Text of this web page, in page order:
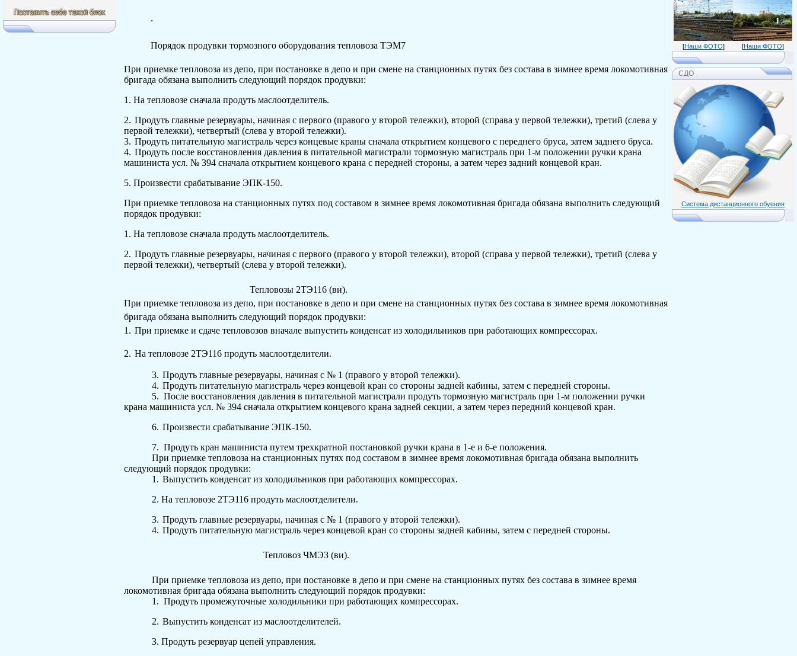
.
Порядок продувки тормозного оборудования тепловоза ТЭМ7
При приемке тепловоза из депо, при постановке в депо и при смене на станционных путях без состава в зимнее время локомотивная
бригада обязана выполнить следующий порядок продувки:
1. На тепловозе сначала продуть маслоотделитель.
2. Продуть главные резервуары, начиная с первого (правого у второй тележки), второй (справа у первой тележки), третий (слева у
первой те­лежки), четвертый (слева у второй тележки).
3. Продуть питательную магистраль через концевые краны сначала открытием концевого с переднего бруса, затем заднего бруса.
4. Продуть после восстановления давления в питательной магистра­ли тормозную магистраль при 1-м положении ручки крана
машиниста усл. № 394 сначала открытием концевого крана с передней стороны, а затем через задний концевой кран.
5. Произвести срабатывание ЭПК-150.
При приемке тепловоза на станционных путях под составом в зимнее время локомотивная бригада обязана выполнить следующий
порядок про­дувки:
1. На тепловозе сначала продуть маслоотделитель.
2. Продуть главные резервуары, начиная с первого (правого у второй тележки), второй (справа у первой тележки), третий (слева у
первой те­лежки), четвертый (слева у второй тележки).
Тепловозы 2ТЭ116 (ви).
При приемке тепловоза из депо, при постановке в депо и при смене на станционных путях без состава в зимнее время локомотивная
бригада обязана выполнить следующий порядок продувки:
1. При приемке и сдаче тепловозов вначале выпустить конденсат из холодильников при работающих компрессорах.
2. На тепловозе 2ТЭ116 продуть маслоотделители.
3. Продуть главные резервуары, начиная с № 1 (правого у второй те­лежки).
4. Продуть питательную магистраль через концевой кран со стороны задней кабины, затем с передней стороны.
5. После восстановления давления в питательной магистрали про­дуть тормозную магистраль при 1-м положении ручки
крана машиниста усл. № 394 сначала открытием концевого крана задней секции, а затем через передний концевой кран.
6. Произвести срабатывание ЭПК-150.
7. Продуть кран машиниста путем трехкратной постановкой ручки крана в 1-е и 6-е положения.
При приемке тепловоза на станционных путях под составом в зимнее время локомотивная бригада обязана выполнить
следующий порядок про­дувки:
1. Выпустить конденсат из холодильников при работающих компрес­сорах.
2. На тепловозе 2ТЭ116 продуть маслоотделители.
3. Продуть главные резервуары, начиная с № 1 (правого у второй те­лежки).
4. Продуть питательную магистраль через концевой кран со стороны задней кабины, затем с передней стороны.
Тепловоз ЧМЭЗ (ви).
При приемке тепловоза из депо, при постановке в депо и при смене на станционных путях без состава в зимнее время
локомотивная бригада обязана выполнить следующий порядок продувки:
1. Продуть промежуточные холодильники при работающих компрес­сорах.
2. Выпустить конденсат из маслоотделителей.
3. Продуть резервуар цепей управления.
[Наши ФОТО] [Наши ФОТО]
СДО
Система дистанционного обуения